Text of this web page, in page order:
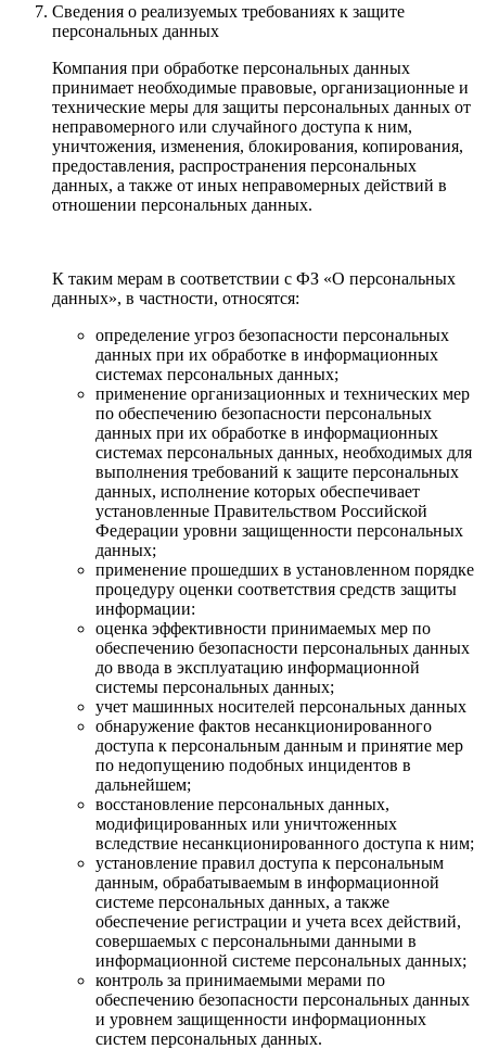
Сведения о реализуемых требованиях к защите
персональных данных
Компания при обработке персональных данных
принимает необходимые правовые, организационные и
технические меры для защиты персональных данных от
неправомерного или случайного доступа к ним,
уничтожения, изменения, блокирования, копирования,
предоставления, распространения персональных
данных, а также от иных неправомерных действий в
отношении персональных данных.
К таким мерам в соответствии с ФЗ «О персональных
данных», в частности, относятся:
определение угроз безопасности персональных
данных при их обработке в информационных
системах персональных данных;
применение организационных и технических мер
по обеспечению безопасности персональных
данных при их обработке в информационных
системах персональных данных, необходимых для
выполнения требований к защите персональных
данных, исполнение которых обеспечивает
установленные Правительством Российской
Федерации уровни защищенности персональных
данных;
применение прошедших в установленном порядке
процедуру оценки соответствия средств защиты
информации:
оценка эффективности принимаемых мер по
обеспечению безопасности персональных данных
до ввода в эксплуатацию информационной
системы персональных данных;
учет машинных носителей персональных данных
обнаружение фактов несанкционированного
доступа к персональным данным и принятие мер
по недопущению подобных инцидентов в
дальнейшем;
восстановление персональных данных,
модифицированных или уничтоженных
вследствие несанкционированного доступа к ним;
установление правил доступа к персональным
данным, обрабатываемым в информационной
системе персональных данных, а также
обеспечение регистрации и учета всех действий,
совершаемых с персональными данными в
информационной системе персональных данных;
контроль за принимаемыми мерами по
обеспечению безопасности персональных данных
и уровнем защищенности информационных
систем персональных данных.